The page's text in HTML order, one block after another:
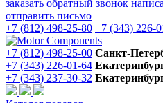
заказать обратный звонок
отправить письмо
+7 (812) 498-25-80 +7 (343) 226-
+7 (812) 498-25-00 Санкт-
+7 (343) 226-01-64
+7 (343) 237-30-32